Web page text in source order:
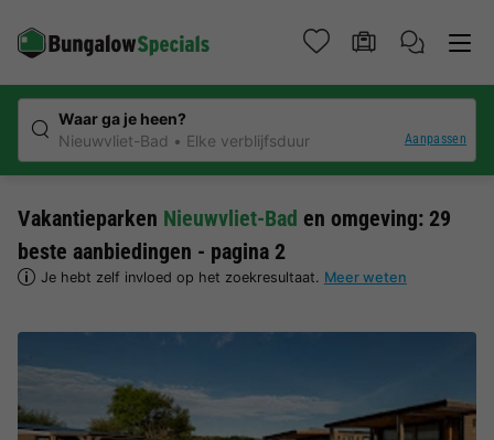
Waar ga je heen?
Nieuwvliet-Bad
Elke verblijfsduur Aanpassen
Vakantieparken Nieuwvliet-Bad en omgeving: 29
beste aanbiedingen - pagina 2
Je hebt zelf invloed op het zoekresultaat. Meer weten